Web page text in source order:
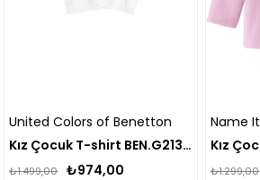
United Colors of Benetton
Kız Çocuk T-shirt BEN.G21312
₺974,00
₺1.499,00
Name It
Kız
₺1.299,00